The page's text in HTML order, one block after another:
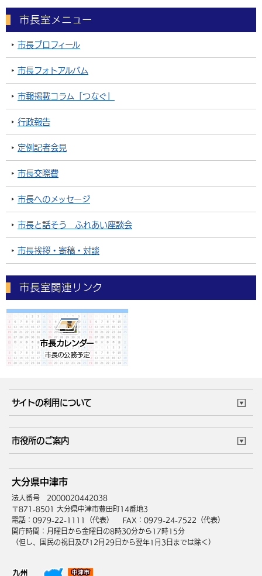
市長室メニュー
市長プロフィール
市長フォトアルバム
市報掲載コラム「つなぐ」
行政報告
定例記者会見
市長交際費
市長へのメッセージ
市長と話そう ふれあい座談会
市長挨拶・寄稿・対談
市長室関連リンク
サイトの利用について
サイトマップ
市役所のご案内
庁舎地図 組織案内
中津市へのアクセス
大分県中津市
法人番号 2000020442038
〒871-8501 大分県中津市豊田町14番地3
電話：0979-22-1111（代表）
FAX：0979-24-7522（代表）
開庁時間：月曜日から金曜日の8時30分から17時15分
（但し、国民の祝日及び12月29日から翌年1月3日までは除く）